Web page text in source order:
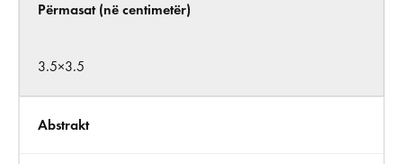
Përmasat (në centimetër)
3.5×3.5
Abstrakt